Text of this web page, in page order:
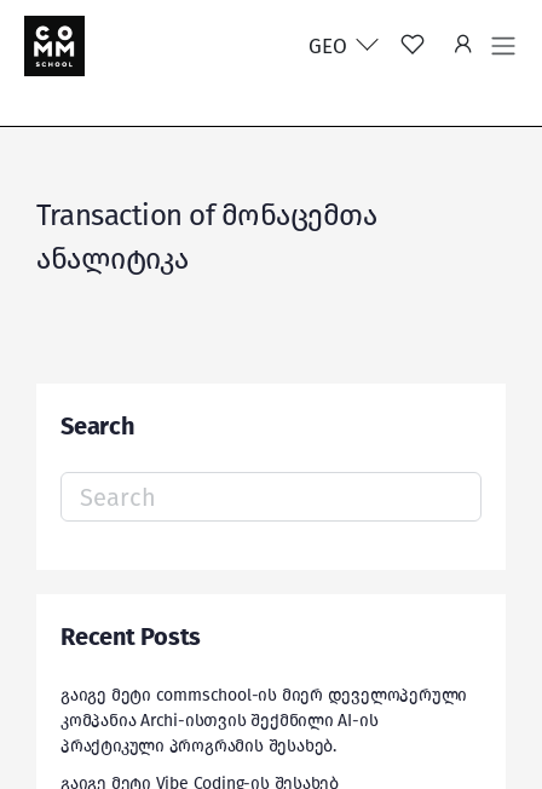
GEO
Transaction of მონაცემთა
ანალიტიკა
Search
Search
for:
Recent Posts
გაიგე მეტი commschool-ის მიერ დეველოპერული
კომპანია Archi-ისთვის შექმნილი AI-ის
პრაქტიკული პროგრამის შესახებ.
გაიგე მეტი Vibe Coding-ის შესახებ